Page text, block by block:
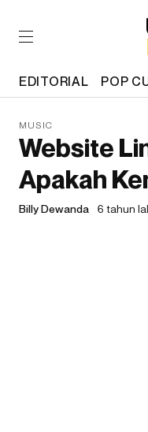
EDITORIAL POP
MUSIC
Website
Apakah
Billy Dewanda 6 tahun